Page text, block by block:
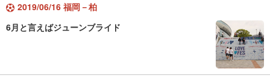
2019/06/16 福岡－柏
6月と言えばジューンブライド